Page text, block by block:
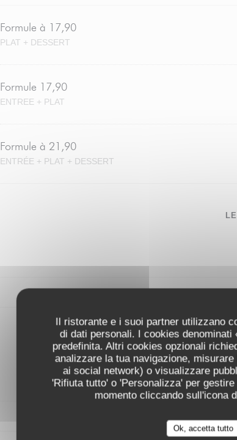
Il ristorante e i suoi partner utilizzano
di dati personali. I cookies
predefinita. Altri cookies opzionali
analizzare la tua navigazione,
ai social network) o visualizzare
'Rifiuta tutto' o 'Personalizza' per
momento cliccando sull'icona
Ok, accetta tutto
Formule à 17,90
PLAT + DESSERT
Formule 17,90
ENTREE + PLAT
Formule à 21,90
ENTRÉE + PLAT + DESSERT